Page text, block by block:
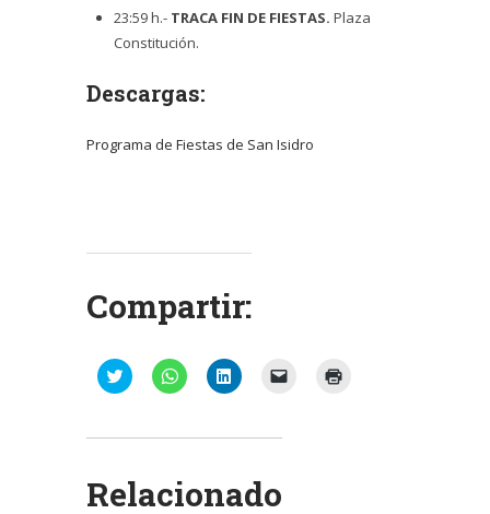
23:59 h.- TRACA FIN DE FIESTAS. Plaza
Constitución.
Descargas:
Programa de Fiestas de San Isidro
Compartir:
Haz
clic
Twitter
en
una
Haz
clic
WhatsApp
en
una
Haz
clic
LinkedIn
en
una
Relacionado